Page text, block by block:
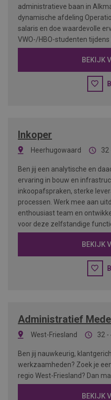
administratieve baan in
dynamische afdeling
salaris en doe waardevolle
VWO-/HBO-studenten
BEKIJK
Inkoper
Heerhugowaard 32
Ben jij een analytische en
ervaring in bouw en
inkoopafspraken, sterke
processen. Werk mee aan
enthousiast team en
voor deze zelfstandige
BEKIJK
Administratief
West-Friesland 32 -
Ben jij nauwkeurig,
werkzaamheden? Zoek je
regio West-Friesland? Dan
BEKIJK